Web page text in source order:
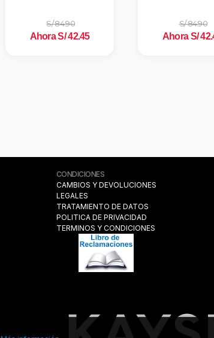
S/ 84.90
Ahora S/ 42.45
S/ 84.90
Ahora S/
CONDICIONES
CAMBIOS Y DEVOLUCIONES
LEGALES
TRATAMIENTO DE DATOS
POLITICA DE PRIVACIDAD
TERMINOS Y CONDICIONES